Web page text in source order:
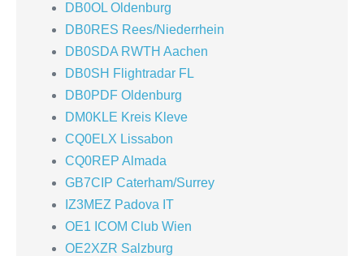
DB0OL Oldenburg
DB0RES Rees/Niederrhein
DB0SDA RWTH Aachen
DB0SH Flightradar FL
DB0PDF Oldenburg
DM0KLE Kreis Kleve
CQ0ELX Lissabon
CQ0REP Almada
GB7CIP Caterham/Surrey
IZ3MEZ Padova IT
OE1 ICOM Club Wien
OE2XZR Salzburg